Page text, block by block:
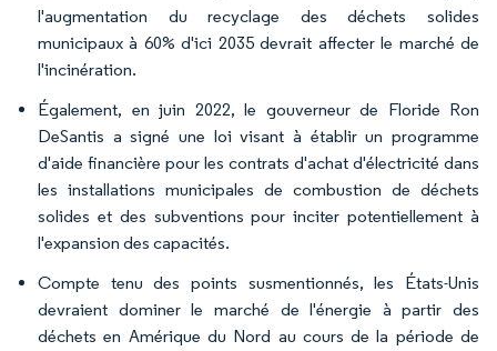
l'augmentation du recyclage des déchets solides
municipaux à 60% d'ici 2035 devrait affecter le marché de
l'incinération.
Également, en juin 2022, le gouverneur de Floride Ron
DeSantis a signé une loi visant à établir un programme
d'aide financière pour les contrats d'achat d'électricité dans
les installations municipales de combustion de déchets
solides et des subventions pour inciter potentiellement à
l'expansion des capacités.
Compte tenu des points susmentionnés, les États-Unis
devraient dominer le marché de l'énergie à partir des
déchets en Amérique du Nord au cours de la période de